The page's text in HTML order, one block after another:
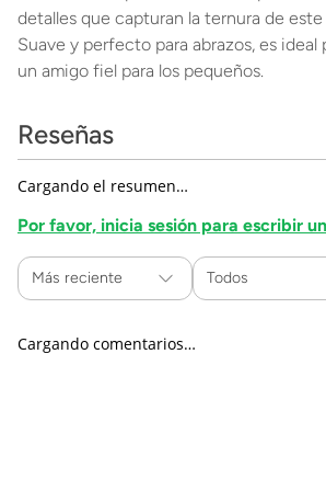
detalles que capturan la ternura de
Suave y perfecto para abrazos, es ideal
un amigo fiel para los pequeños.
Reseñas
Cargando el resumen…
Por favor, inicia sesión para escribir
Más reciente Todos
Cargando comentarios…